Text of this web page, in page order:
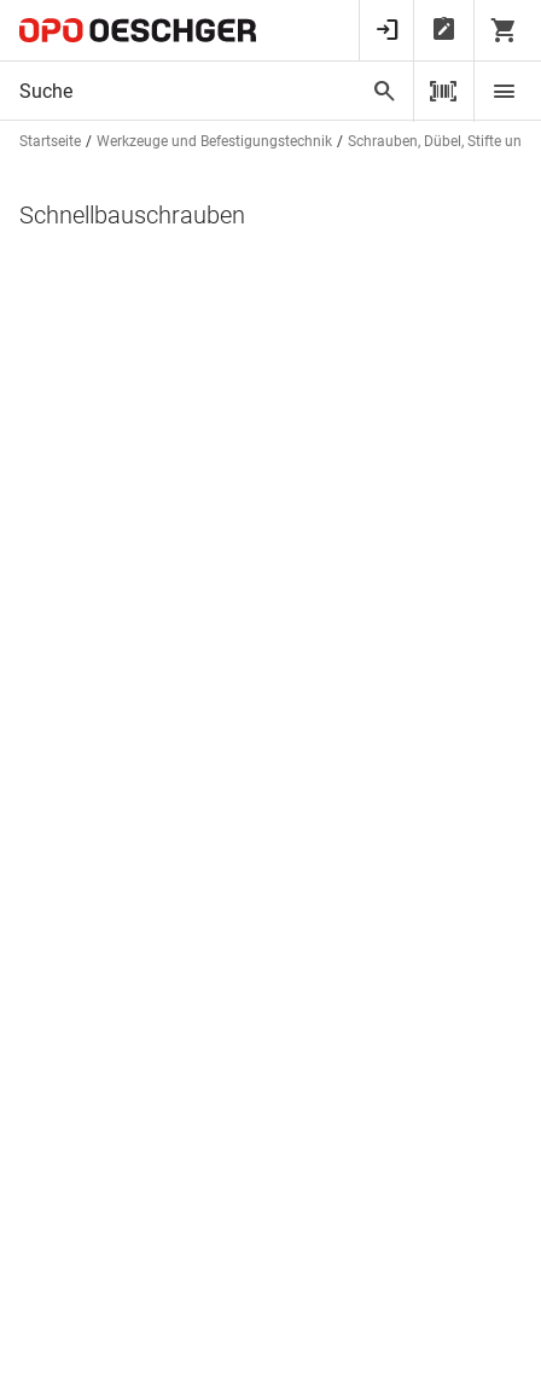
Startseite Werkzeuge und Befestigungstechnik Schrauben, Dübel, Stifte und
Schnellbauschrauben